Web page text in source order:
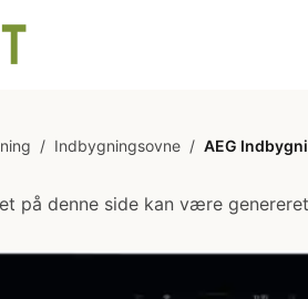
/ Indbygningsovne / AEG
på denne side kan være